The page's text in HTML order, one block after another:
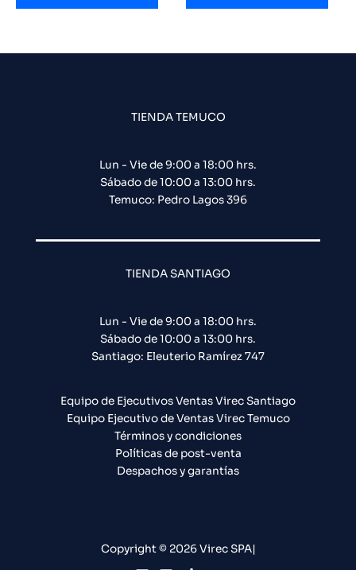
TIENDA TEMUCO
Lun - Vie de 9:00 a 18:00 hrs.
Sábado de 10:00 a 13:00 hrs.
Temuco: Pedro Lagos 396
TIENDA SANTIAGO
Lun - Vie de 9:00 a 18:00 hrs.
Sábado de 10:00 a 13:00 hrs.
Santiago: Eleuterio Ramírez 747​
Equipo de Ejecutivos Ventas Virec Santiago
Equipo Ejecutivo de Ventas Virec Temuco
Términos y condiciones
Políticas de post-venta
Despachos y garantías
Copyright © 2026 Virec SPA|